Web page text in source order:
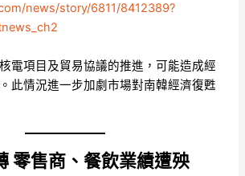
news/story/6811/8412389?
電項目及貿易協議的推進，可能造成經
此情況進一步加劇市場對南韓經濟復甦
零售商、餐飲業績遭殃